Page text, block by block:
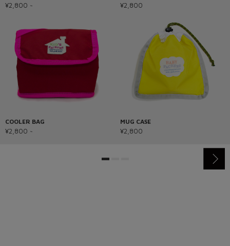
¥2,800 ~
COOLER BAG
¥2,800 ~
¥2,800
MUG CASE
¥2,800